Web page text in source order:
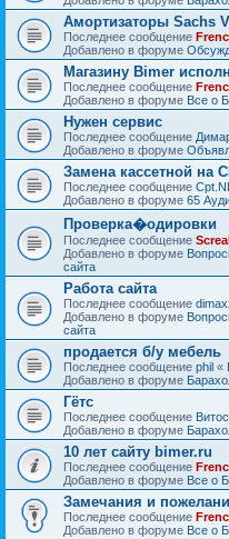
Амортизаторы Sachs
Последнее сообщение
Добавлено в форуме
Магазину Bimer
Последнее сообщение
Добавлено в форуме Все о
Нужен сервис
Последнее сообщение
Добавлено в форуме
Замена кассетной на
Последнее сообщение
Добавлено в форуме 65
Проверка�одировки
Последнее сообщение
Добавлено в форуме
сайта
Работа сайта
Последнее сообщение
Добавлено в форуме
сайта
продается б/у мебель
Последнее сообщение phil «
Добавлено в форуме
Гётс
Последнее сообщение Витос
Добавлено в форуме
10 лет сайту bimer.ru
Последнее сообщение
Добавлено в форуме Все о
Замечания и
Последнее сообщение
Добавлено в форуме Все о